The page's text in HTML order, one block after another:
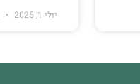
יולי 1, 2025